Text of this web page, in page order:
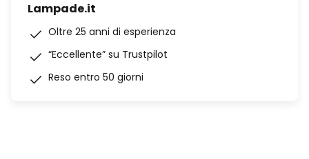
Lampade.it
Oltre 25 anni di esperienza
“Eccellente” su Trustpilot
Reso entro 50 giorni